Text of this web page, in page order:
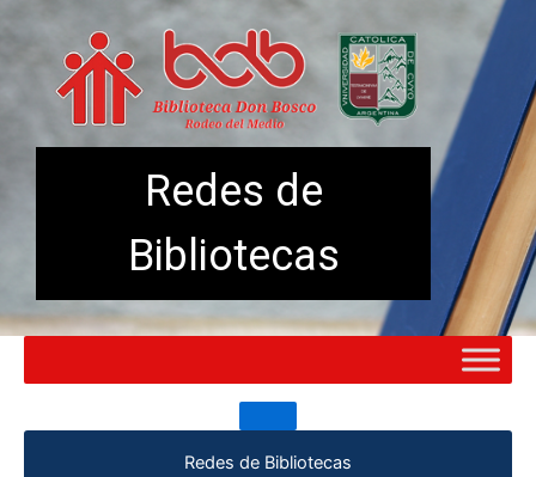
contenido
Redes de
Bibliotecas
Redes de Bibliotecas